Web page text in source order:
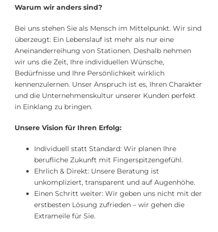
Warum wir anders sind?
Bei uns stehen Sie als Mensch im Mittelpunkt. Wir sind
überzeugt: Ein Lebenslauf ist mehr als nur eine
Aneinanderreihung von Stationen. Deshalb nehmen
wir uns die Zeit, Ihre individuellen Wünsche,
Bedürfnisse und Ihre Persönlichkeit wirklich
kennenzulernen. Unser Anspruch ist es, Ihren Charakter
und die Unternehmenskultur unserer Kunden perfekt
in Einklang zu bringen.
Unsere Vision für Ihren Erfolg:
Individuell statt Standard: Wir planen Ihre
berufliche Zukunft mit Fingerspitzengefühl.
Ehrlich & Direkt: Unsere Beratung ist
unkompliziert, transparent und auf Augenhöhe.
Einen Schritt weiter: Wir geben uns nicht mit der
erstbesten Lösung zufrieden – wir gehen die
Extrameile für Sie.